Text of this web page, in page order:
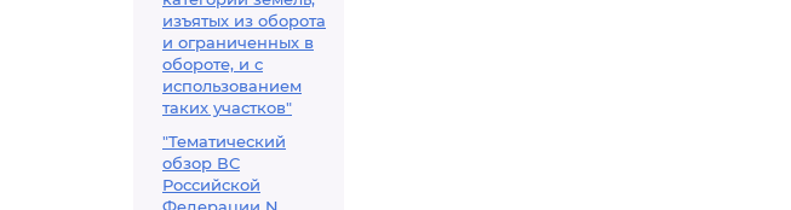
изъятых из оборота
и ограниченных в
обороте, и с
использованием
таких участков"
"Тематический
обзор ВС
Российской